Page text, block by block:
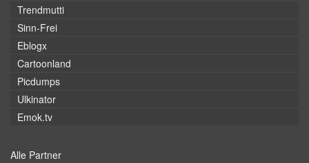
Trendmutti
Sinn-Frei
Eblogx
Cartoonland
Picdumps
Ulkinator
Emok.tv
Alle Partner